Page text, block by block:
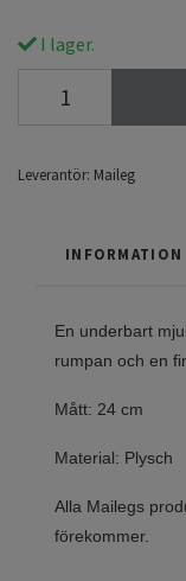
I lager.
Leverantör: Maileg
INFORMATION
En underbart
rumpan och en
Mått: 24 cm
Material: Plysch
Alla Mailegs
förekommer.